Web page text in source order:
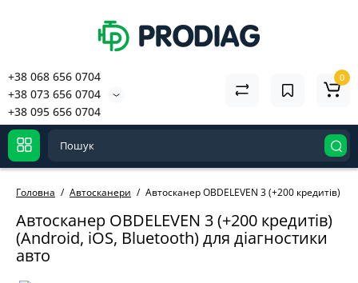
+38 068 656 0704
+38 073 656 0704
+38 095 656 0704
0
Головна Автосканери Автосканер OBDELEVEN 3 (+200 кредитів)
Автосканер OBDELEVEN 3 (+200 кредитів)
(Android, iOS, Bluetooth) для діагностики
авто